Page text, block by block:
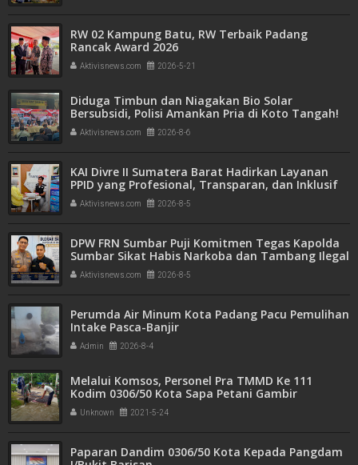
RW 02 Kampung Batu, RW Terbaik Padang
Rancak Award 2026
Aktivisnews.com 2026-5-21
Diduga Timbun dan Niagakan Bio Solar
Bersubsidi, Polisi Amankan Pria di Koto Tangah!
1.350 Liter BBM Disita
Aktivisnews.com 2026-8-6
KAI Divre II Sumatera Barat Hadirkan Layanan
PPID yang Profesional, Transparan, dan Inklusif
untuk Mempermudah Akses Informasi Publik
Aktivisnews.com 2026-8-5
DPW FRN Sumbar Puji Komitmen Tegas Kapolda
Sumbar Sikat Habis Narkoba dan Tambang Ilegal
Aktivisnews.com 2026-8-5
Perumda Air Minum Kota Padang Pacu Pemulihan
Intake Pasca-Banjir
Admin 2026-8-4
Melalui Komsos, Personel Pra TMMD Ke 111
Kodim 0306/50 Kota Sapa Petani Gambir
Unknown 2021-5-24
Paparan Dandim 0306/50 Kota Kepada Pangdam